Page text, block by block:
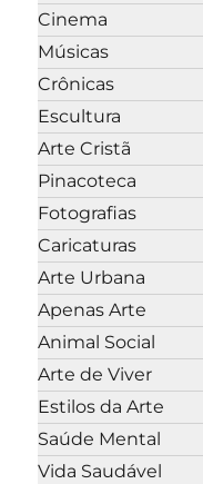
Cinema
Músicas
Crônicas
Escultura
Arte Cristã
Pinacoteca
Fotografias
Caricaturas
Arte Urbana
Apenas Arte
Animal Social
Arte de Viver
Estilos da Arte
Saúde Mental
Vida Saudável